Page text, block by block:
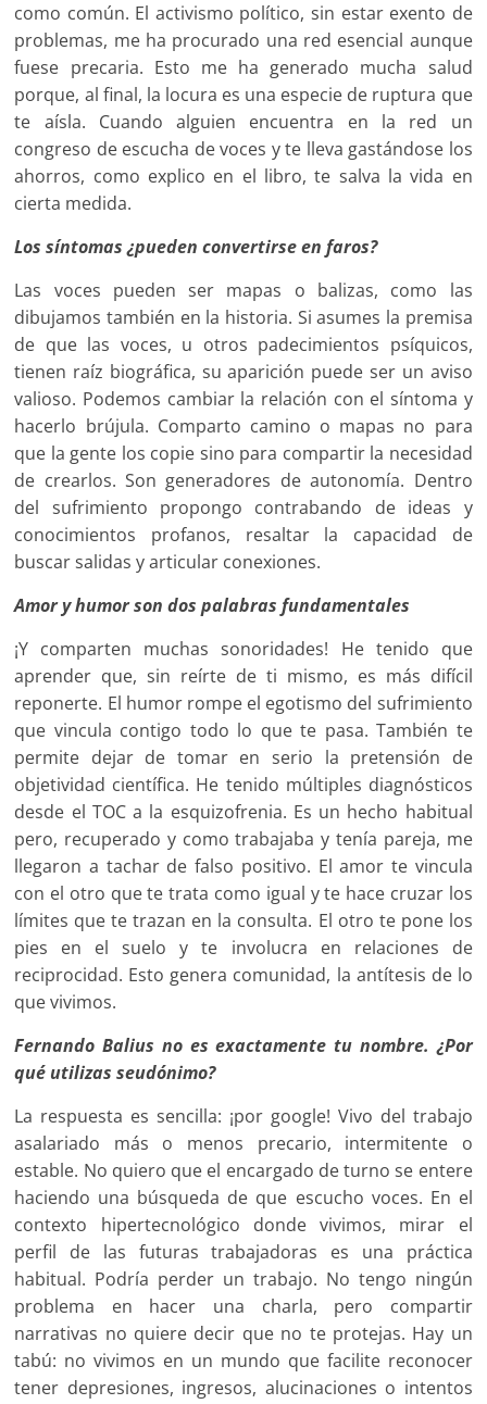
como común. El activismo político, sin estar exento de
problemas, me ha procurado una red esencial aunque
fuese precaria. Esto me ha generado mucha salud
porque, al final, la locura es una especie de ruptura que
te aísla. Cuando alguien encuentra en la red un
congreso de escucha de voces y te lleva gastándose los
ahorros, como explico en el libro, te salva la vida en
cierta medida.
Los síntomas ¿pueden convertirse en faros?
Las voces pueden ser mapas o balizas, como las
dibujamos también en la historia. Si asumes la premisa
de que las voces, u otros padecimientos psíquicos,
tienen raíz biográfica, su aparición puede ser un aviso
valioso. Podemos cambiar la relación con el síntoma y
hacerlo brújula. Comparto camino o mapas no para
que la gente los copie sino para compartir la necesidad
de crearlos. Son generadores de autonomía. Dentro
del sufrimiento propongo contrabando de ideas y
conocimientos profanos, resaltar la capacidad de
buscar salidas y articular conexiones.
Amor y humor son dos palabras fundamentales
¡Y comparten muchas sonoridades! He tenido que
aprender que, sin reírte de ti mismo, es más difícil
reponerte. El humor rompe el egotismo del sufrimiento
que vincula contigo todo lo que te pasa. También te
permite dejar de tomar en serio la pretensión de
objetividad científica. He tenido múltiples diagnósticos
desde el TOC a la esquizofrenia. Es un hecho habitual
pero, recuperado y como trabajaba y tenía pareja, me
llegaron a tachar de falso positivo. El amor te vincula
con el otro que te trata como igual y te hace cruzar los
límites que te trazan en la consulta. El otro te pone los
pies en el suelo y te involucra en relaciones de
reciprocidad. Esto genera comunidad, la antítesis de lo
que vivimos.
Fernando Balius no es exactamente tu nombre. ¿Por
qué utilizas seudónimo?
La respuesta es sencilla: ¡por google! Vivo del trabajo
asalariado más o menos precario, intermitente o
estable. No quiero que el encargado de turno se entere
haciendo una búsqueda de que escucho voces. En el
contexto hipertecnológico donde vivimos, mirar el
perfil de las futuras trabajadoras es una práctica
habitual. Podría perder un trabajo. No tengo ningún
problema en hacer una charla, pero compartir
narrativas no quiere decir que no te protejas. Hay un
tabú: no vivimos en un mundo que facilite reconocer
tener depresiones, ingresos, alucinaciones o intentos